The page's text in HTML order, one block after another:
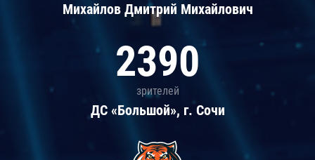
Михайлов Дмитрий Михайлович
2390
зрителей
ДС «Большой», г. Сочи